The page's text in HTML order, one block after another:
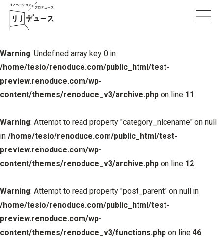
Warning: Undefined array key 0 in
/home/tesio/renoduce.com/public_html/test-
preview.renoduce.com/wp-
content/themes/renoduce_v3/archive.php on line 11
Warning: Attempt to read property "category_nicename" on null
in /home/tesio/renoduce.com/public_html/test-
preview.renoduce.com/wp-
content/themes/renoduce_v3/archive.php on line 12
Warning: Attempt to read property "post_parent" on null in
/home/tesio/renoduce.com/public_html/test-
preview.renoduce.com/wp-
content/themes/renoduce_v3/functions.php on line 46